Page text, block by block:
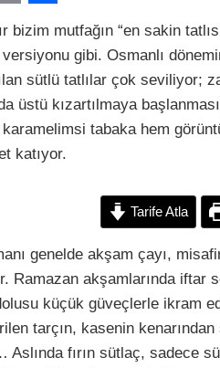
S
h
a
r
e
bizim mutfağın “en sakin
gibi. Osmanlı
sütlü tatlılar çok seviliyor;
üstü kızartılmaya
tabaka hem
katıyor.
Tarife Atla
genelde akşam çayı,
Ramazan akşamlarında iftar
küçük güveçlerle ikram
tarçın, kasenin kenarından
fırın sütlaç, sadece